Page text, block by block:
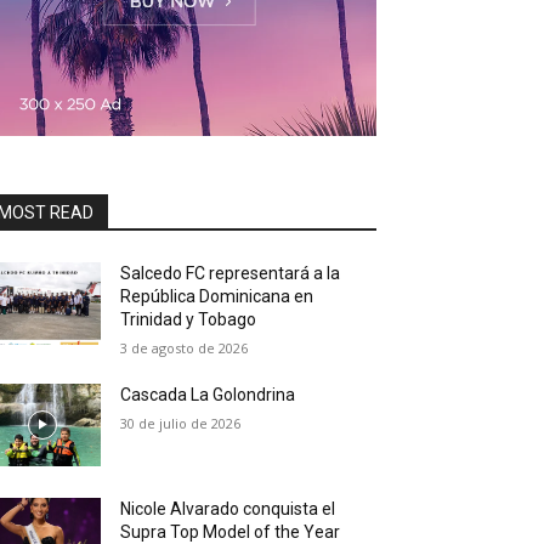
READ
Salcedo FC representará a la
República Dominicana en
Trinidad y Tobago
3 de agosto de 2026
Cascada La Golondrina
30 de julio de 2026
Nicole Alvarado conquista el
Supra Top Model of the Year